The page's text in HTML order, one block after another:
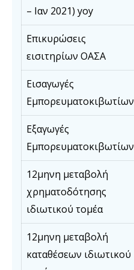
– Ιαν 2021) yoy
Επικυρώσεις
εισιτηρίων ΟΑΣΑ
Εισαγωγές
Εμπορευματοκιβωτίων
Εξαγωγές
Εμπορευματοκιβωτίων
12μηνη μεταβολή
χρηματοδότησης
ιδιωτικού τομέα
12μηνη μεταβολή
καταθέσεων ιδιωτικού